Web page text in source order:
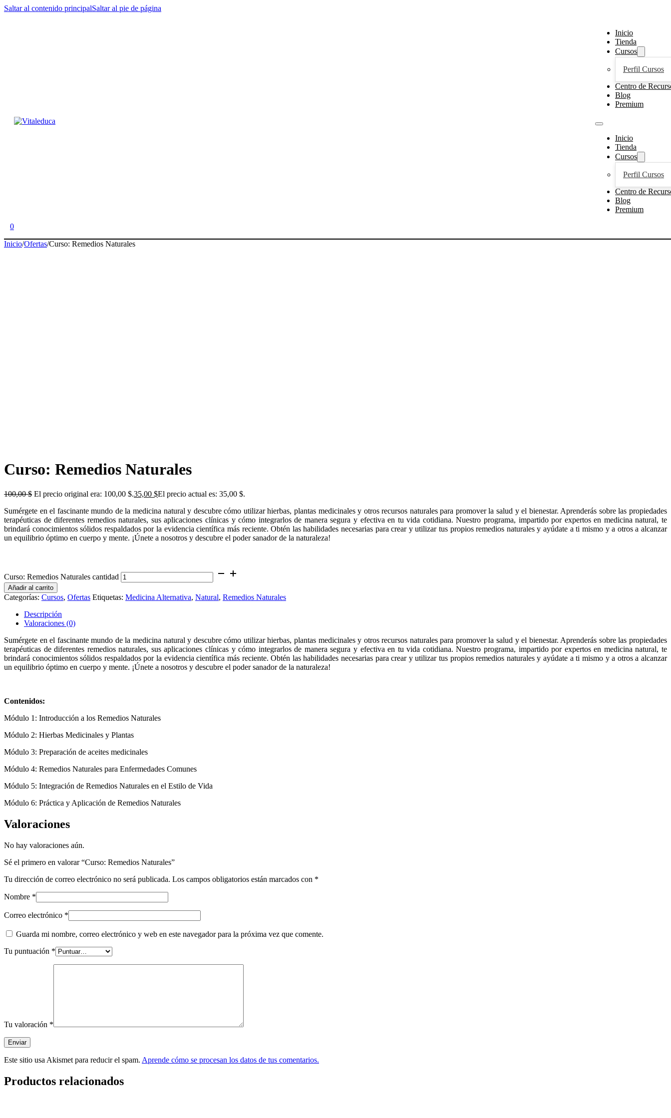
Saltar al contenido principalSaltar al pie de página
Inicio
Tienda
Cursos
Perfil Cursos
Centro de
Blog
Premium
Inicio
Tienda
Cursos
Perfil Cursos
Centro de
Blog
Premium
0
Inicio/Ofertas/Curso: Remedios Naturales
Curso: Remedios Naturales
100,00$ El precio original era: 100,00 $.35,00 $El precio actual es: 35,00 $.
Sumérgete en el fascinante mundo de la medicina natural y descubre cómo utilizar hierbas, plantas medicinales y otros recursos naturales para promover la salud y el bienestar. Aprenderás sobre las propiedades
terapéuticas de diferentes remedios naturales, sus aplicaciones clínicas y cómo integrarlos de manera segura y efectiva en tu vida cotidiana. Nuestro programa, impartido por expertos en medicina natural, te
brindará conocimientos sólidos respaldados por la evidencia científica más reciente. Obtén las habilidades necesarias para crear y utilizar tus propios remedios naturales y ayúdate a ti mismo y a otros a alcanzar
un equilibrio óptimo en cuerpo y mente. ¡Únete a nosotros y descubre el poder sanador de la naturaleza!
Curso: Remedios Naturales cantidad
Añadir al carrito
Categorías: Cursos, Ofertas Etiquetas: Medicina Alternativa, Natural, Remedios Naturales
Descripción
Valoraciones (0)
Sumérgete en el fascinante mundo de la medicina natural y descubre cómo utilizar hierbas, plantas medicinales y otros recursos naturales para promover la salud y el bienestar. Aprenderás sobre las propiedades
terapéuticas de diferentes remedios naturales, sus aplicaciones clínicas y cómo integrarlos de manera segura y efectiva en tu vida cotidiana. Nuestro programa, impartido por expertos en medicina natural, te
brindará conocimientos sólidos respaldados por la evidencia científica más reciente. Obtén las habilidades necesarias para crear y utilizar tus propios remedios naturales y ayúdate a ti mismo y a otros a alcanzar
un equilibrio óptimo en cuerpo y mente. ¡Únete a nosotros y descubre el poder sanador de la naturaleza!
Contenidos:
Módulo 1: Introducción a los Remedios Naturales
Módulo 2: Hierbas Medicinales y Plantas
Módulo 3: Preparación de aceites medicinales
Módulo 4: Remedios Naturales para Enfermedades Comunes
Módulo 5: Integración de Remedios Naturales en el Estilo de Vida
Módulo 6: Práctica y Aplicación de Remedios Naturales
Valoraciones
No hay valoraciones aún.
Sé el primero en valorar “Curso: Remedios Naturales”
Tu dirección de correo electrónico no será publicada. Los campos obligatorios están marcados con *
Nombre *
Correo electrónico *
Guarda mi nombre, correo electrónico y web en este navegador para la próxima vez que comente.
Tu puntuación *
Tu valoración *
Este sitio usa Akismet para reducir el spam. Aprende cómo se procesan los datos de tus comentarios.
Productos relacionados